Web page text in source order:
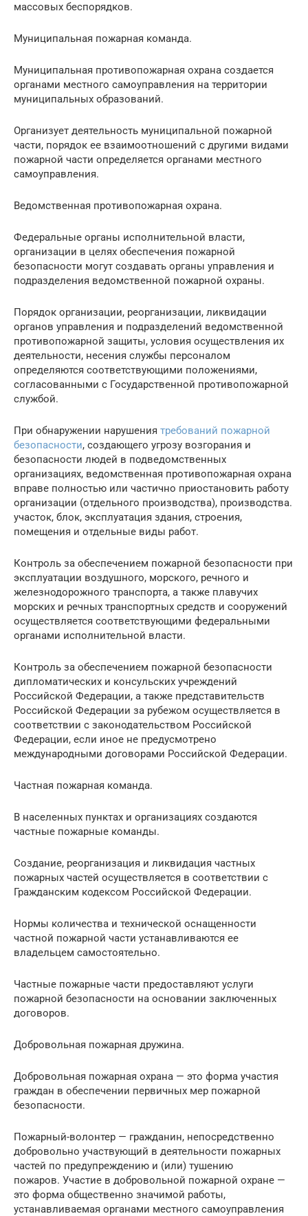
массовых беспорядков.
Муниципальная пожарная команда.
Муниципальная противопожарная охрана создается
органами местного самоуправления на территории
муниципальных образований.
Организует деятельность муниципальной пожарной
части, порядок ее взаимоотношений с другими видами
пожарной части определяется органами местного
самоуправления.
Ведомственная противопожарная охрана.
Федеральные органы исполнительной власти,
организации в целях обеспечения пожарной
безопасности могут создавать органы управления и
подразделения ведомственной пожарной охраны.
Порядок организации, реорганизации, ликвидации
органов управления и подразделений ведомственной
противопожарной защиты, условия осуществления их
деятельности, несения службы персоналом
определяются соответствующими положениями,
согласованными с Государственной противопожарной
службой.
При обнаружении нарушения требований пожарной
безопасности, создающего угрозу возгорания и
безопасности людей в подведомственных
организациях, ведомственная противопожарная охрана
вправе полностью или частично приостановить работу
организации (отдельного производства), производства.
участок, блок, эксплуатация здания, строения,
помещения и отдельные виды работ.
Контроль за обеспечением пожарной безопасности при
эксплуатации воздушного, морского, речного и
железнодорожного транспорта, а также плавучих
морских и речных транспортных средств и сооружений
осуществляется соответствующими федеральными
органами исполнительной власти.
Контроль за обеспечением пожарной безопасности
дипломатических и консульских учреждений
Российской Федерации, а также представительств
Российской Федерации за рубежом осуществляется в
соответствии с законодательством Российской
Федерации, если иное не предусмотрено
международными договорами Российской Федерации.
Частная пожарная команда.
В населенных пунктах и ​​организациях создаются
частные пожарные команды.
Создание, реорганизация и ликвидация частных
пожарных частей осуществляется в соответствии с
Гражданским кодексом Российской Федерации.
Нормы количества и технической оснащенности
частной пожарной части устанавливаются ее
владельцем самостоятельно.
Частные пожарные части предоставляют услуги
пожарной безопасности на основании заключенных
договоров.
Добровольная пожарная дружина.
Добровольная пожарная охрана — это форма участия
граждан в обеспечении первичных мер пожарной
безопасности.
Пожарный-волонтер — гражданин, непосредственно
добровольно участвующий в деятельности пожарных
частей по предупреждению и (или) тушению
пожаров. Участие в добровольной пожарной охране —
это форма общественно значимой работы,
устанавливаемая органами местного самоуправления